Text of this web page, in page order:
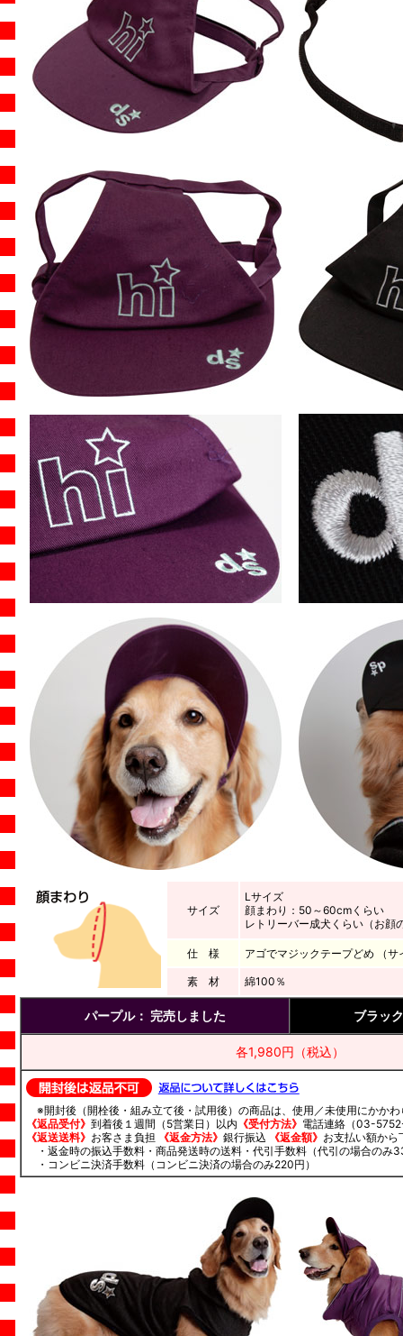
サイズ
Lサイズ
顔まわり：50～60cmくらい
レトリーバー成犬くらい（お顔
仕 様 アゴでマジックテープどめ （サ
素 材 綿100％
パープル： 完売しました ブラッ
各1,980円（税込）
※開封後（開栓後・組み立て後・試用後）の商品は、使用／未使用にかか
《返品受付》 到着後１週間（5営業日）以内 《受付方法》 電話連絡（03-
《返送送料》 お客さま負担 《返金方法》 銀行振込 《返金額》 お支払い額から
・返金時の振込手数料・商品発送時の送料・代引手数料（代引の場合のみ
・コンビニ決済手数料（コンビニ決済の場合のみ220円）